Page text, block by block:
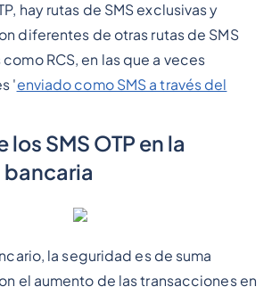
hay rutas de SMS exclusivas y
diferentes de otras rutas de SMS
RCS, en las que a veces
'enviado como SMS a través del
los SMS OTP en la
la seguridad es de suma
el aumento de las transacciones en